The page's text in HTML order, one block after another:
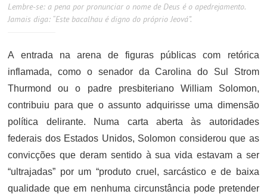
Lembre-se: a pena por pronunciar o nome de Deus é o apedrejamento.
Jamais diga: “Este bacalhau é digno do próprio Jeová”.
A entrada na arena de figuras públicas com retórica
inflamada, como o senador da Carolina do Sul Strom
Thurmond ou o padre presbiteriano William Solomon,
contribuiu para que o assunto adquirisse uma dimensão
política delirante. Numa carta aberta às autoridades
federais dos Estados Unidos, Solomon considerou que as
convicções que deram sentido à sua vida estavam a ser
“ultrajadas” por um “produto cruel, sarcástico e de baixa
qualidade que em nenhuma circunstância pode pretender